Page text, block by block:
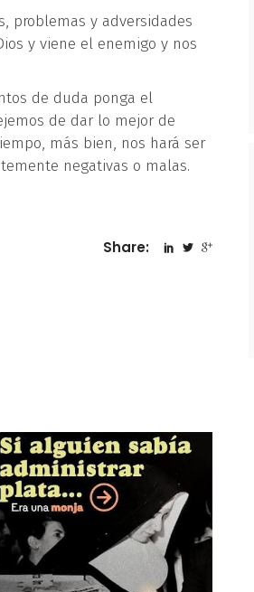
problemas y adversidades
y viene el enemigo y nos
de duda ponga el
de dar lo mejor de
más bien, nos hará ser
negativas o malas.
Share: